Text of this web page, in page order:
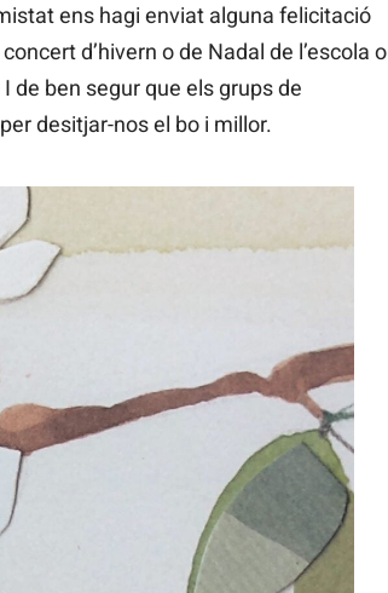
ens hagi enviat alguna felicitació
d’hivern o de Nadal de l’escola o
de ben segur que els grups de
desitjar-nos el bo i millor.